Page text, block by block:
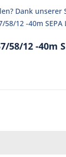
Dank
12 -40m
12 -40m